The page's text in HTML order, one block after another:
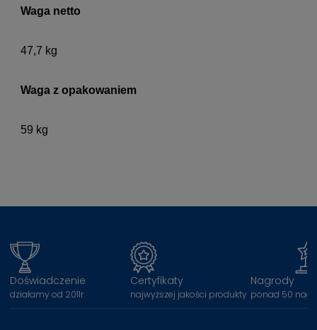
Waga netto
47,7 kg
Waga z opakowaniem
59 kg
Doświadczenie
działamy od 2011r.
Certyfikaty
najwyższej jakości produkty
Nagrody
ponad 50